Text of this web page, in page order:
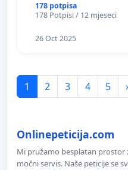
178 potpisa
178 Potpisi / 12 mjeseci
26 Oct 2025
1 2 3 4 5
Onlinepeticija.com
Mi pružamo besplatan prostor
močni servis. Naše peticije se